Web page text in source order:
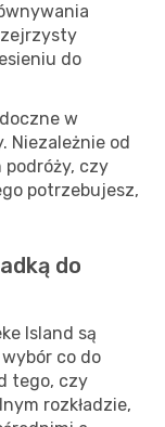
do
w
Niezależnie od
podróży, czy
potrzebujesz,
do
Island są
co do
tego, czy
rozkładzie,